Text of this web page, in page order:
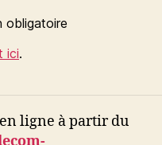
obligatoire
ici.
ligne à partir du